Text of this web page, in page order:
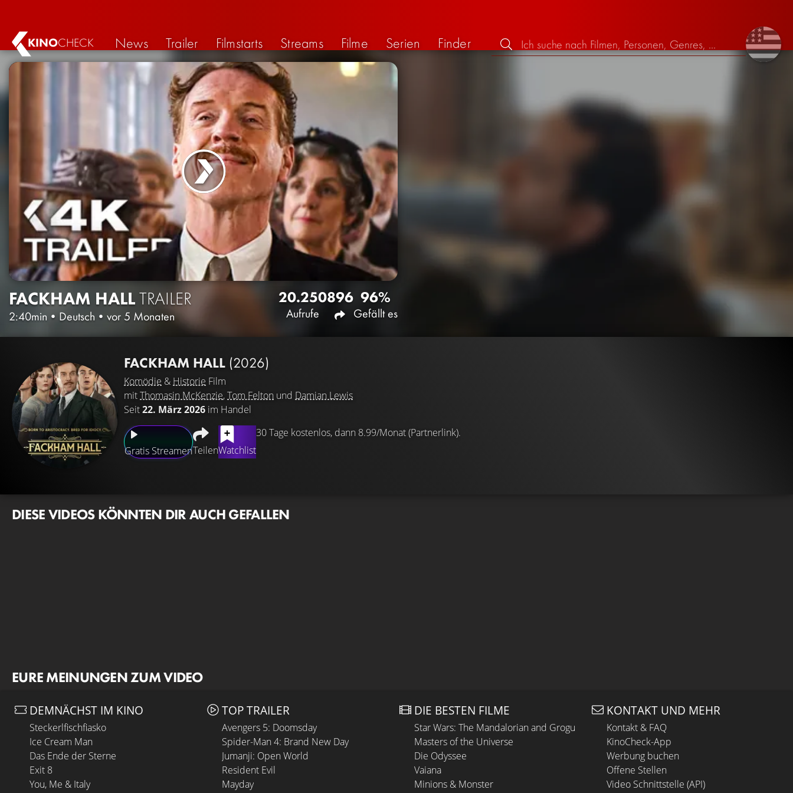
KINOCHECK News Trailer Filmstarts Streams Filme Serien Finder
FACKHAM HALLTRAILER
2:40min • Deutsch • vor 5 Monaten
20.250
Aufrufe
896 96%
Gefällt es
FACKHAM HALL (2026)
Komödie & Historie Film
mitThomasin McKenzie,Tom Felton und Damian Lewis
Seit22. März 2026 im Handel
Gratis StreamenTeilenWatchlist
30 Tage kostenlos, dann 8.99/Monat (Partnerlink).
DIESE VIDEOS KÖNNTEN DIR AUCH GEFALLEN
EURE MEINUNGEN ZUM VIDEO
DEMNÄCHST IM KINO
Steckerlfischfiasko
Ice Cream Man
Das Ende der Sterne
Exit 8
You, Me & Italy
TOP TRAILER
Avengers 5: Doomsday
Spider-Man 4: Brand New Day
Jumanji: Open World
Resident Evil
Mayday
DIE BESTEN FILME
Star Wars: The Mandalorian and Grogu
Masters of the Universe
Die Odyssee
Vaiana
Minions & Monster
KONTAKT UND MEHR
Kontakt & FAQ
KinoCheck-App
Werbung buchen
Offene Stellen
Video Schnittstelle (API)